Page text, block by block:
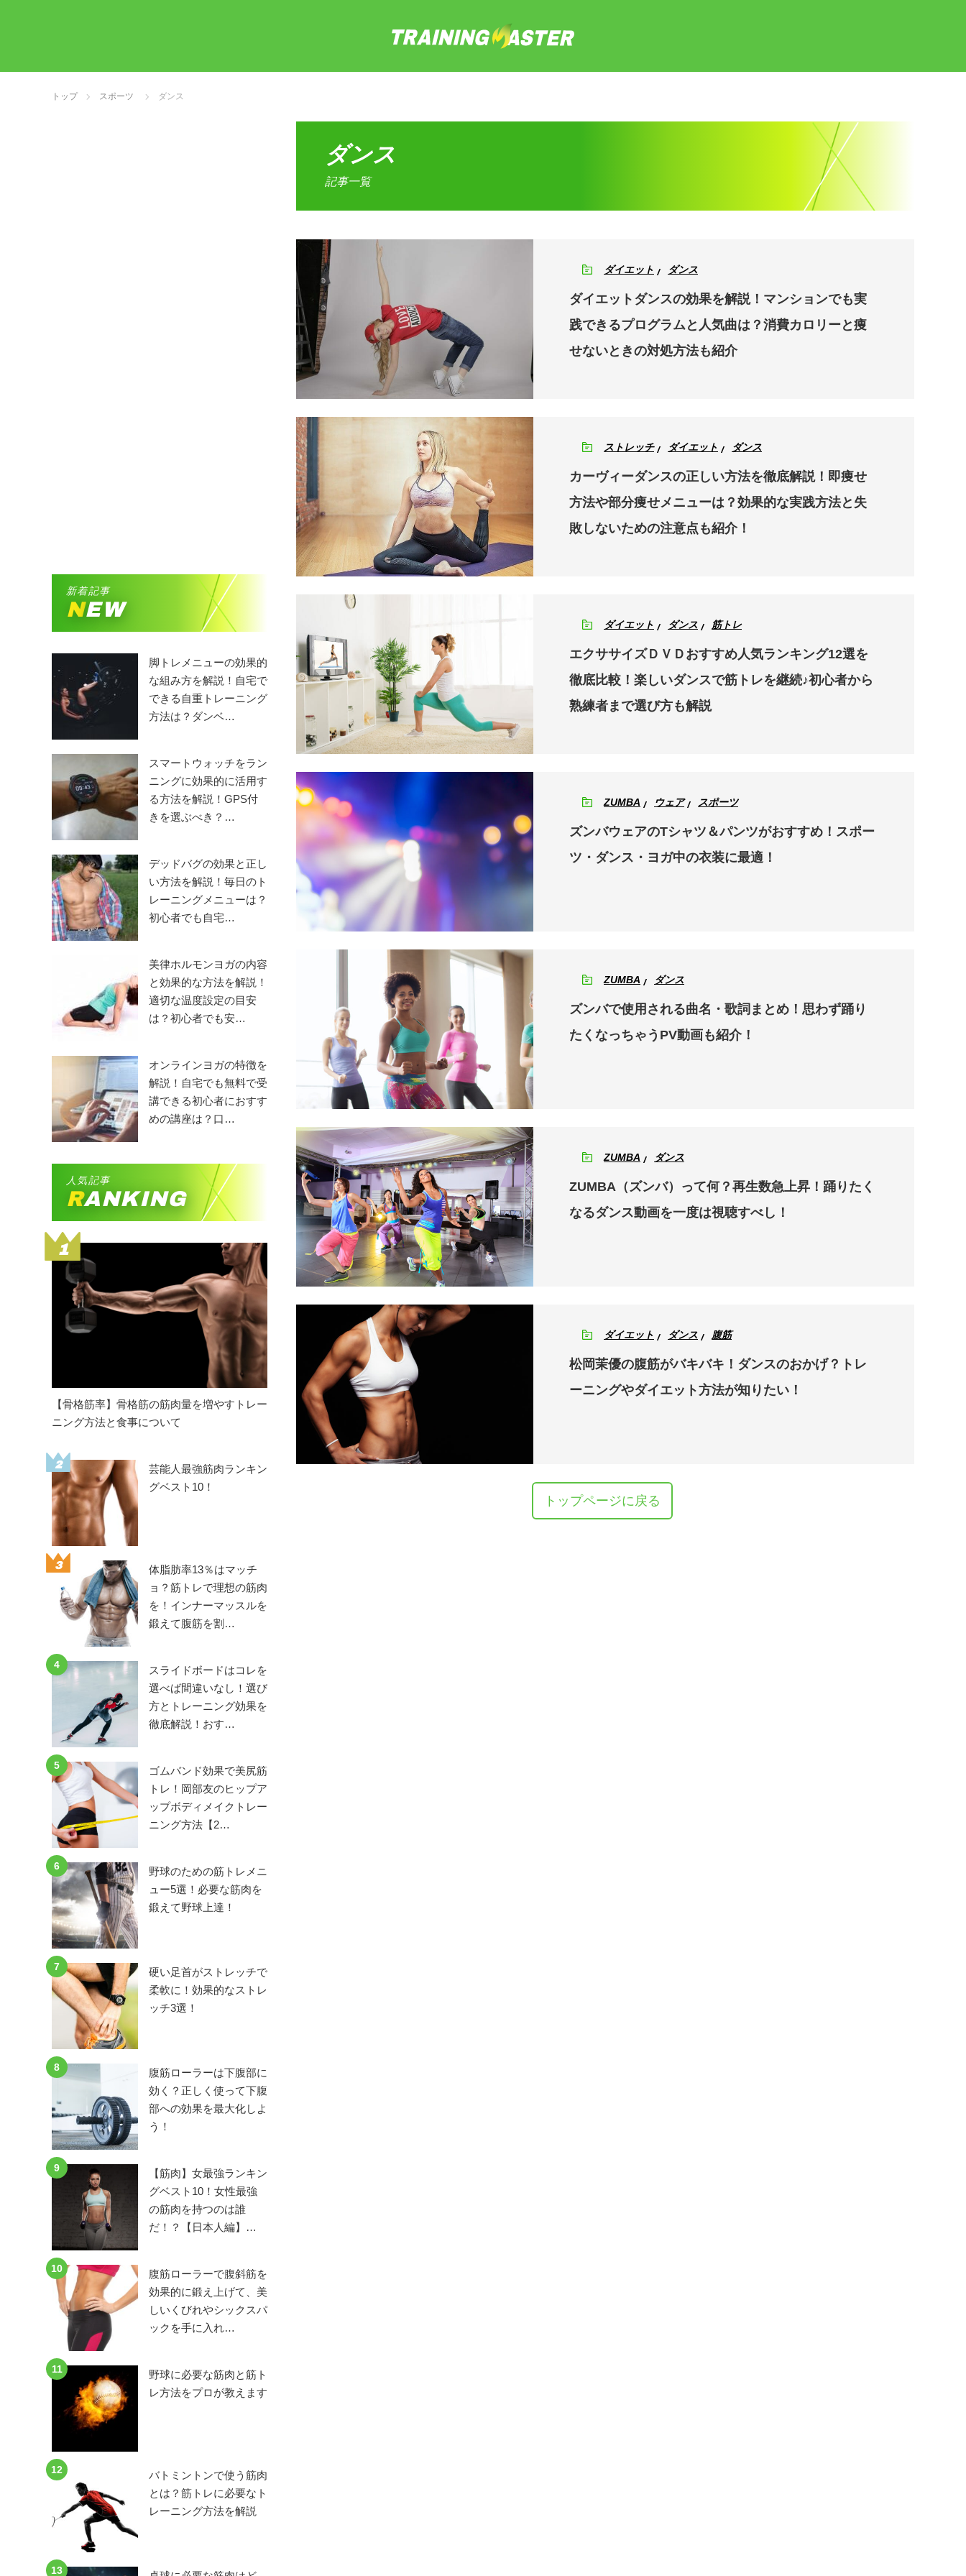
トップ スポーツ ダンス
ダンス
記事一覧
ダイエット ダンス
ダイエットダンスの効果を解説！マンションでも実
践できるプログラムと人気曲は？消費カロリーと痩
せないときの対処方法も紹介
ストレッチ ダイエット ダンス
カーヴィーダンスの正しい方法を徹底解説！即痩せ
方法や部分痩せメニューは？効果的な実践方法と失
敗しないための注意点も紹介！
ダイエット ダンス 筋トレ
エクササイズＤＶＤおすすめ人気ランキング12選を
徹底比較！楽しいダンスで筋トレを継続♪初心者から
熟練者まで選び方も解説
ZUMBA ウェア スポーツ
ズンバウェアのTシャツ＆パンツがおすすめ！スポー
ツ・ダンス・ヨガ中の衣装に最適！
ZUMBA ダンス
ズンバで使用される曲名・歌詞まとめ！思わず踊り
たくなっちゃうPV動画も紹介！
ZUMBA ダンス
ZUMBA（ズンバ）って何？再生数急上昇！踊りたく
なるダンス動画を一度は視聴すべし！
ダイエット ダンス 腹筋
松岡茉優の腹筋がバキバキ！ダンスのおかげ？トレ
ーニングやダイエット方法が知りたい！
トップページに戻る
新着記事
NEW
脚トレメニューの効果的
な組み方を解説！自宅で
できる自重トレーニング
方法は？ダンベ…
スマートウォッチをラン
ニングに効果的に活用す
る方法を解説！GPS付
きを選ぶべき？…
デッドバグの効果と正し
い方法を解説！毎日のト
レーニングメニューは？
初心者でも自宅…
美律ホルモンヨガの内容
と効果的な方法を解説！
適切な温度設定の目安
は？初心者でも安…
オンラインヨガの特徴を
解説！自宅でも無料で受
講できる初心者におすす
めの講座は？口…
人気記事
RANKING
1
【骨格筋率】骨格筋の筋肉量を増やすトレー
ニング方法と食事について
2
芸能人最強筋肉ランキン
グベスト10！
3
体脂肪率13％はマッチ
ョ？筋トレで理想の筋肉
を！インナーマッスルを
鍛えて腹筋を割…
4
スライドボードはコレを
選べば間違いなし！選び
方とトレーニング効果を
徹底解説！おす…
5
ゴムバンド効果で美尻筋
トレ！岡部友のヒップア
ップボディメイクトレー
ニング方法【2…
6
野球のための筋トレメニ
ュー5選！必要な筋肉を
鍛えて野球上達！
7
硬い足首がストレッチで
柔軟に！効果的なストレ
ッチ3選！
8
腹筋ローラーは下腹部に
効く？正しく使って下腹
部への効果を最大化しよ
う！
9
【筋肉】女最強ランキン
グベスト10！女性最強
の筋肉を持つのは誰
だ！？【日本人編】…
10
腹筋ローラーで腹斜筋を
効果的に鍛え上げて、美
しいくびれやシックスパ
ックを手に入れ…
11
野球に必要な筋肉と筋ト
レ方法をプロが教えます
12
バトミントンで使う筋肉
とは？筋トレに必要なト
レーニング方法を解説
13